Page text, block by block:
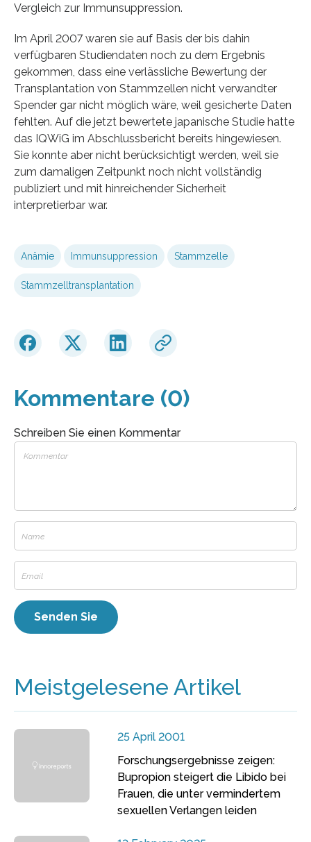
Vergleich zur Immunsuppression.
Im April 2007 waren sie auf Basis der bis dahin
verfügbaren Studiendaten noch zu dem Ergebnis
gekommen, dass eine verlässliche Bewertung der
Transplantation von Stammzellen nicht verwandter
Spender gar nicht möglich wäre, weil gesicherte Daten
fehlten. Auf die jetzt bewertete japanische Studie hatte
das IQWiG im Abschlussbericht bereits hingewiesen.
Sie konnte aber nicht berücksichtigt werden, weil sie
zum damaligen Zeitpunkt noch nicht vollständig
publiziert und mit hinreichender Sicherheit
interpretierbar war.
Anämie Immunsuppression Stammzelle
Stammzelltransplantation
Kommentare (0)
Schreiben Sie einen Kommentar
Meistgelesene Artikel
25 April 2001
Forschungsergebnisse zeigen:
Bupropion steigert die Libido bei
Frauen, die unter vermindertem
sexuellen Verlangen leiden